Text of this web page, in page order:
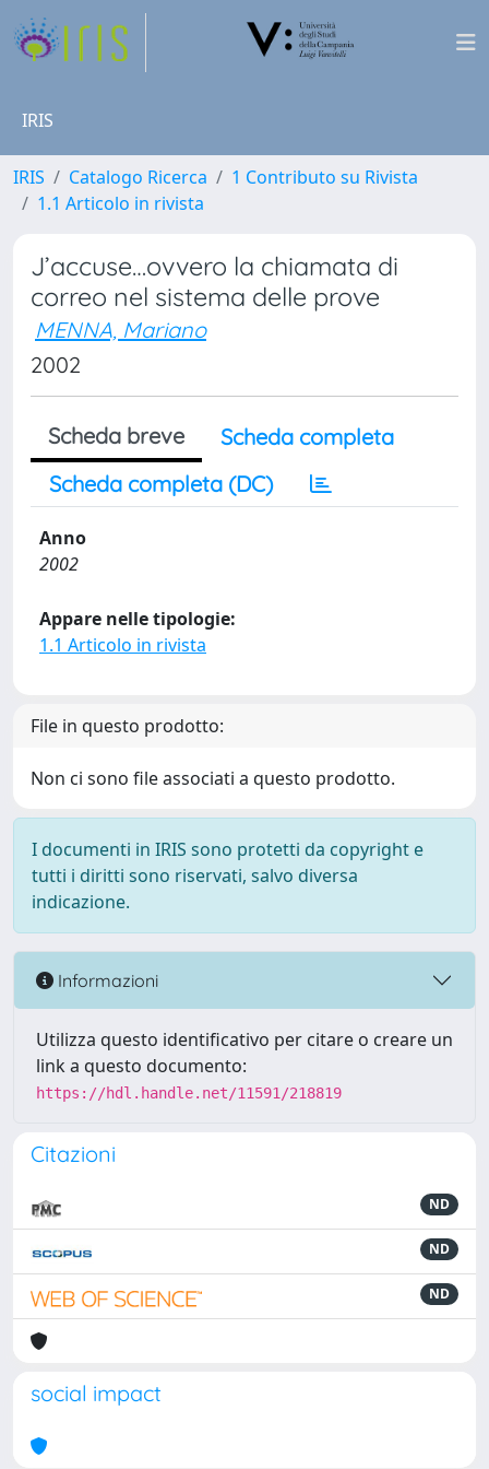
IRIS
IRIS Catalogo Ricerca
1 Contributo su Rivista
1.1 Articolo in rivista
J’accuse…ovvero la chiamata di
correo nel sistema delle prove
MENNA, Mariano
2002
Scheda breve
Scheda completa
Scheda completa (DC)
Anno
2002
Appare nelle tipologie:
1.1 Articolo in rivista
File in questo prodotto:
Non ci sono file associati a questo prodotto.
I documenti in IRIS sono protetti da copyright e
tutti i diritti sono riservati, salvo diversa
indicazione.
Informazioni
Utilizza questo identificativo per citare o creare un
link a questo documento:
https://hdl.handle.net/11591/218819
Citazioni
ND
ND
ND
social impact